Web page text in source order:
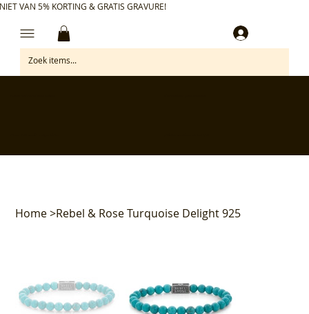
VAN 5% KORTING & GRATIS GRAVURE!
Home>Rebel & Rose Turquoise Delight 925